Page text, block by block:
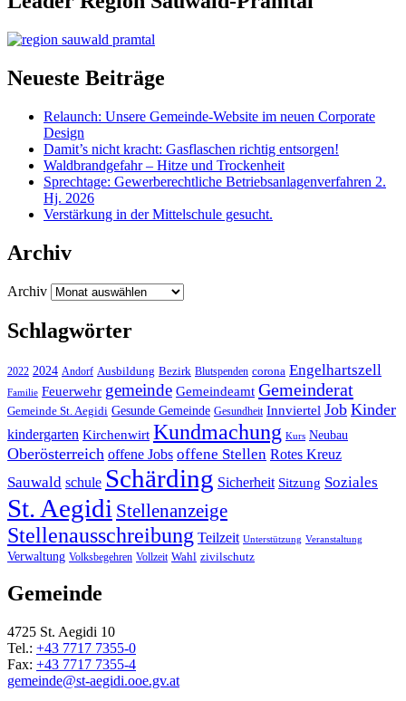
Neueste Beiträge
Relaunch: Unsere Gemeinde-Website im neuen Corporate
Design
Damit’s nicht kracht: Gasflaschen richtig entsorgen!
Waldbrandgefahr – Hitze und Trockenheit
Sprechtage: Gewerberechtliche Betriebsanlagenverfahren 2.
Hj. 2026
Verstärkung in der Mittelschule gesucht.
Archiv
Archiv
Schlagwörter
2022 2024 Andorf Ausbildung Bezirk Blutspenden corona Engelhartszell
Familie Feuerwehr gemeinde Gemeindeamt Gemeinderat
Gemeinde St. Aegidi Gesunde Gemeinde Gesundheit Innviertel Job Kinder
kindergarten Kirchenwirt Kundmachung Kurs Neubau
Oberösterreich offene Jobs offene Stellen Rotes Kreuz
Sauwald schule Schärding Sicherheit Sitzung Soziales
St. Aegidi Stellenanzeige
Stellenausschreibung Teilzeit Unterstützung Veranstaltung
Verwaltung Volksbegehren Vollzeit Wahl zivilschutz
Gemeinde
4725 St. Aegidi 10
Tel.: +43 7717 7355-0
Fax: +43 7717 7355-4
gemeinde@st-aegidi.ooe.gv.at